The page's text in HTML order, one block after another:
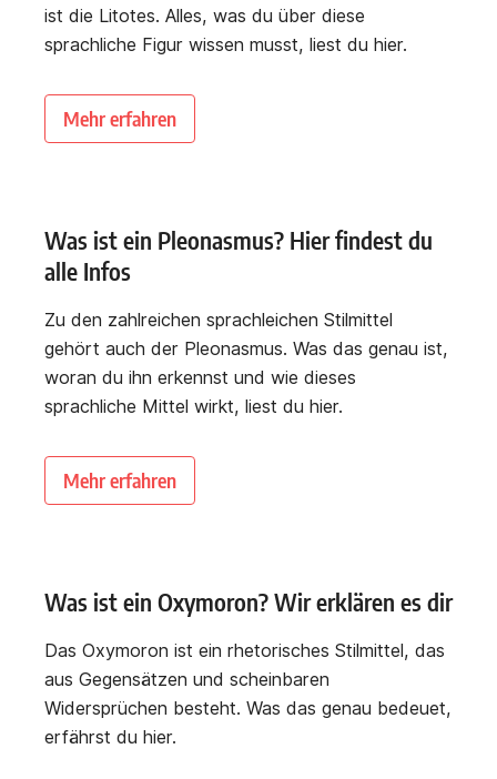
ist die Litotes. Alles, was du über diese
sprachliche Figur wissen musst, liest du hier.
Mehr erfahren
Was ist ein Pleonasmus? Hier findest du
alle Infos
Zu den zahlreichen sprachleichen Stilmittel
gehört auch der Pleonasmus. Was das genau ist,
woran du ihn erkennst und wie dieses
sprachliche Mittel wirkt, liest du hier.
Mehr erfahren
Was ist ein Oxymoron? Wir erklären es dir
Das Oxymoron ist ein rhetorisches Stilmittel, das
aus Gegensätzen und scheinbaren
Widersprüchen besteht. Was das genau bedeuet,
erfährst du hier.